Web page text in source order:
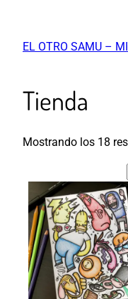
contenido
EL OTRO SAMU –
Tienda
Mostrando los 18